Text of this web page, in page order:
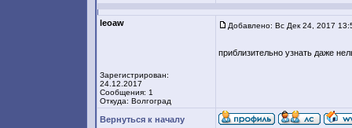
leoaw
Зарегистрирован:
24.12.2017
Сообщения: 1
Откуда: Волгоград
Добавлено: Вс Дек 24, 2017
приблизительно узнать даже
Вернуться к началу